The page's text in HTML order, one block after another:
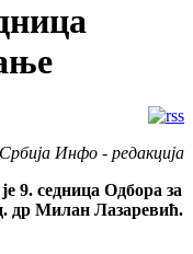
Инфо - редакција
9. седница Одбора за
др Милан Лазаревић.